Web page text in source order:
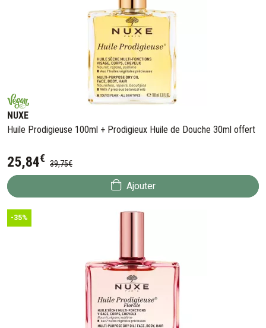
NUXE
Huile Prodigieuse 100ml + Prodigieux Huile de Douche 30ml offert
25,84€ 39,75€
Ajouter
-35%